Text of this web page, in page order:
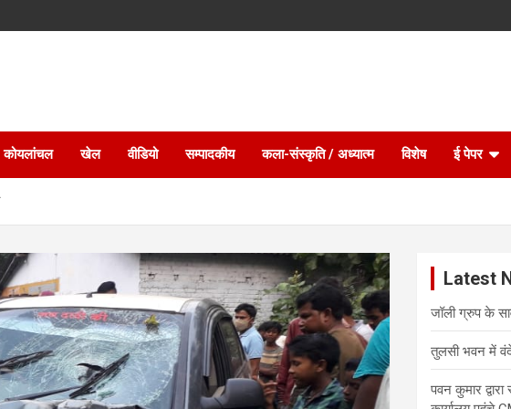
कोयलांचल खेल वीडियो सम्पादकीय कला-संस्कृति / अध्यात्म विशेष ई पेपर
Latest
जॉली ग्रुप के
तुलसी भवन में
पवन कुमार